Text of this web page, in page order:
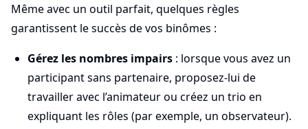
Même avec un outil parfait, quelques règles
garantissent le succès de vos binômes :
Gérez les nombres impairs : lorsque vous avez un
participant sans partenaire, proposez-lui de
travailler avec l’animateur ou créez un trio en
expliquant les rôles (par exemple, un observateur).